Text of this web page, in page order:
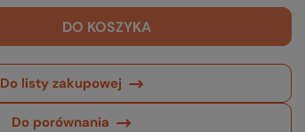
DO KOSZYKA
Do listy zakupowej
Do porównania